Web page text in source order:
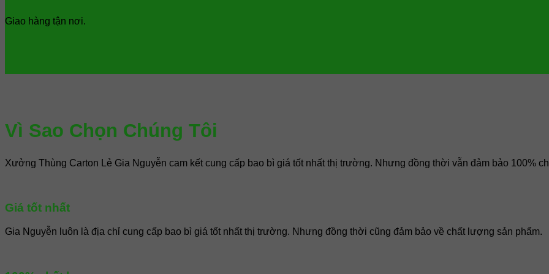
Giao hàng tận nơi.
Vì Sao Chọn Chúng Tôi
Xưởng Thùng Carton Lẻ Gia Nguyễn cam kết cung cấp bao bì giá tốt nhất thị trường. Nhưng đồng thời vẫn đảm bảo 100%
Giá tốt nhất
Gia Nguyễn luôn là địa chỉ cung cấp bao bì giá tốt nhất thị trường. Nhưng đồng thời cũng đảm bảo về chất lượng sản phẩm.